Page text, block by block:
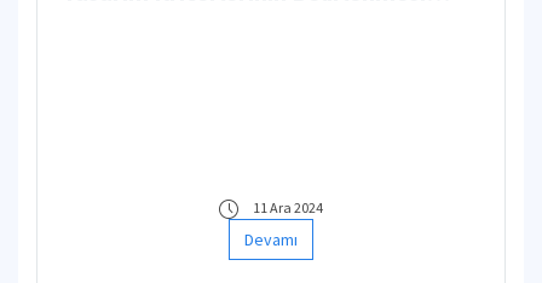
11 Ara 2024
Devamı